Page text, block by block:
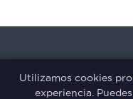
Utilizamos cookies
experiencia.